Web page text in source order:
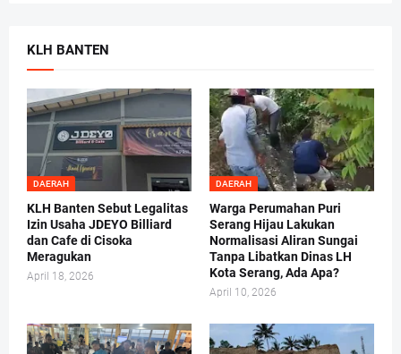
KLH BANTEN
DAERAH
KLH Banten Sebut Legalitas
Izin Usaha JDEYO Billiard
dan Cafe di Cisoka
Meragukan
April 18, 2026
DAERAH
Warga Perumahan Puri
Serang Hijau Lakukan
Normalisasi Aliran Sungai
Tanpa Libatkan Dinas LH
Kota Serang, Ada Apa?
April 10, 2026